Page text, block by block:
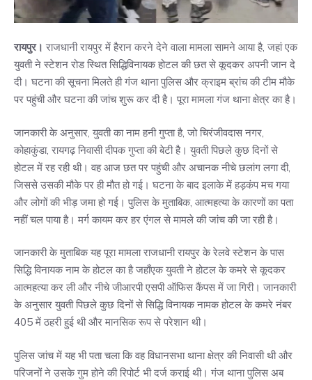
रायपुर। राजधानी रायपुर में हैरान करने देने वाला मामला सामने आया है, जहां एक
युवती ने स्टेशन रोड स्थित सिद्धिविनायक होटल की छत से कूदकर अपनी जान दे
दी। घटना की सूचना मिलते ही गंज थाना पुलिस और क्राइम ब्रांच की टीम मौके
पर पहुंची और घटना की जांच शुरू कर दी है। पूरा मामला गंज थाना क्षेत्र का है।
जानकारी के अनुसार, युवती का नाम हनी गुप्ता है, जो चिरंजीवदास नगर,
कोहाकुंडा, रायगढ़ निवासी दीपक गुप्ता की बेटी है। युवती पिछले कुछ दिनों से
होटल में रह रही थी। वह आज छत पर पहुंची और अचानक नीचे छलांग लगा दी,
जिससे उसकी मौके पर ही मौत हो गई। घटना के बाद इलाके में हड़कंप मच गया
और लोगों की भीड़ जमा हो गई। पुलिस के मुताबिक, आत्महत्या के कारणों का पता
नहीं चल पाया है। मर्ग कायम कर हर एंगल से मामले की जांच की जा रही है।
जानकारी के मुताबिक यह पूरा मामला राजधानी रायपुर के रेलवे स्टेशन के पास
सिद्धि विनायक नाम के होटल का है जहाँएक युवती ने होटल के कमरे से कूदकर
आत्महत्या कर ली और नीचे जीआरपी एसपी ऑफिस कैंपस में जा गिरी। जानकारी
के अनुसार युवती पिछले कुछ दिनों से सिद्धि विनायक नामक होटल के कमरे नंबर
405 में ठहरी हुई थी और मानसिक रूप से परेशान थी।
पुलिस जांच में यह भी पता चला कि वह विधानसभा थाना क्षेत्र की निवासी थी और
परिजनों ने उसके गुम होने की रिपोर्ट भी दर्ज कराई थी। गंज थाना पुलिस अब